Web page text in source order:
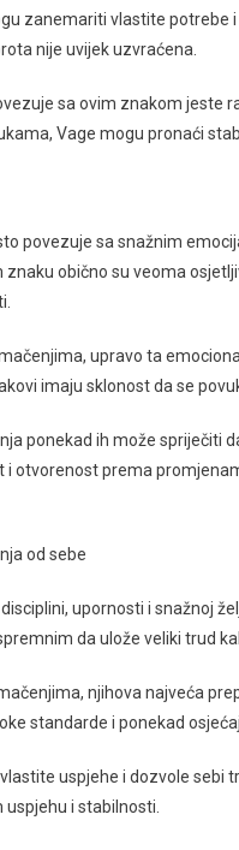
zanemariti vlastite potrebe
nije uvijek uzvraćena.
sa ovim znakom jeste
Vage mogu pronaći
povezuje sa snažnim
znaku obično su veoma
upravo ta
imaju sklonost da se
ponekad ih može spriječiti
i otvorenost prema
od sebe
upornosti i snažnoj
da ulože veliki trud
njihova najveća
standarde i ponekad
uspjehe i dozvole
i stabilnosti.